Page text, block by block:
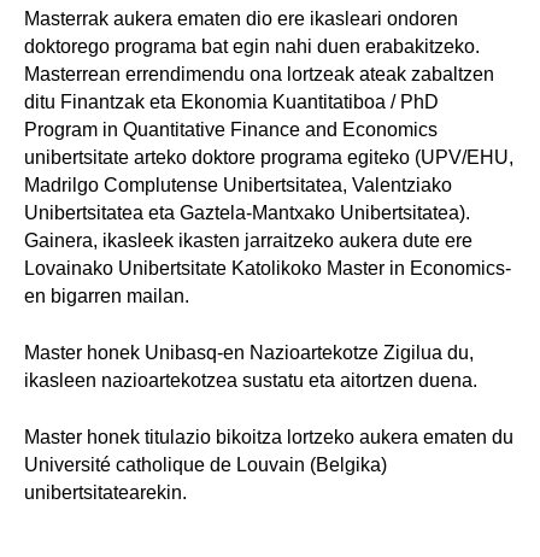
Masterrak aukera ematen dio ere ikasleari ondoren
doktorego programa bat egin nahi duen erabakitzeko.
Masterrean errendimendu ona lortzeak ateak zabaltzen
ditu Finantzak eta Ekonomia Kuantitatiboa / PhD
Program in Quantitative Finance and Economics
unibertsitate arteko doktore programa egiteko (UPV/EHU,
Madrilgo Complutense Unibertsitatea, Valentziako
Unibertsitatea eta Gaztela-Mantxako Unibertsitatea).
Gainera, ikasleek ikasten jarraitzeko aukera dute ere
Lovainako Unibertsitate Katolikoko Master in Economics-
en bigarren mailan.
Master honek Unibasq-en Nazioartekotze Zigilua du,
ikasleen nazioartekotzea sustatu eta aitortzen duena.
Master honek titulazio bikoitza lortzeko aukera ematen du
Université catholique de Louvain (Belgika)
unibertsitatearekin.